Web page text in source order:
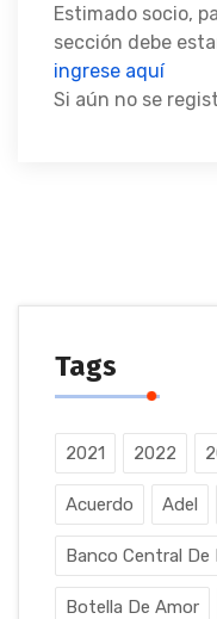
Estimado socio,
sección debe
ingrese aquí
Si aún no se
Tags
2021 2022
Acuerdo Adel
Banco Central De
Botella De Amor